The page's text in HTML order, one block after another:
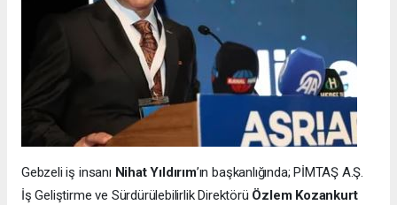
Gebzeli iş insanı Nihat Yıldırım’ın başkanlığında; PİMTAŞ A.Ş.
İş Geliştirme ve Sürdürülebilirlik Direktörü Özlem Kozankurt